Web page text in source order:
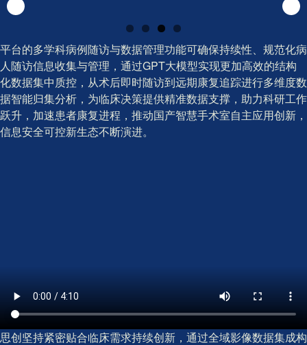
平台的多学科病例随访与数据管理功能可确保持续性、规范化病
人随访信息收集与管理，通过GPT大模型实现更加高效的结构
化数据集中质控，从术后即时随访到远期康复追踪进行多维度数
据智能归集分析，为临床决策提供精准数据支撑，助力科研工作
跃升，加速患者康复进程，推动国产智慧手术室自主应用创新，
信息安全可控新生态不断演进。
思创坚持紧密贴合临床需求持续创新，通过全域影像数据集成构